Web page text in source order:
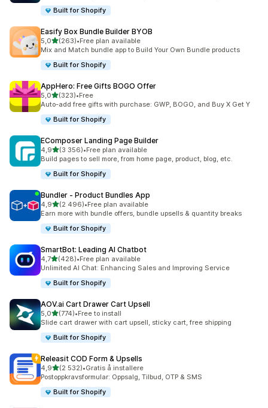
Built for Shopify
Easify Box Bundle Builder BYOB
5,0av 5 stjerner
(263)
Totalt 263 omtaler
•Free plan available
Mix and Match bundle app to Build Your Own Bundle products
Built for Shopify
AppHero: Free Gifts BOGO Offer
5,0av 5 stjerner
(323)
Totalt 323 omtaler
•Free
Auto-add free gifts with purchase: GWP, BOGO, and Buy X Get Y
Built for Shopify
EComposer Landing Page Builder
4,9av 5 stjerner
(3 356)
Totalt 3356 omtaler
•Free plan available
Build pages to sell more, from home page, product, blog, etc.
Built for Shopify
Bundler ‑ Product Bundles App
4,9av 5 stjerner
(2 496)
Totalt 2496 omtaler
•Free plan available
Earn more with bundle offers, bundle upsells & quantity breaks
Built for Shopify
SmartBot: Leading AI Chatbot
4,7av 5 stjerner
(428)
Totalt 428 omtaler
•Free plan available
Unlimited AI Chat: Enhancing Sales and Improving Service
Built for Shopify
AOV.ai Cart Drawer Cart Upsell
5,0av 5 stjerner
(774)
Totalt 774 omtaler
•Free to install
Slide cart drawer with cart upsell, sticky cart, free shipping
Built for Shopify
Releasit COD Form & Upsells
4,9av 5 stjerner
(2 532)
Totalt 2532 omtaler
•Gratis å installere
Postoppkravsformular: Oppsalg, Tilbud, OTP & SMS
Built for Shopify